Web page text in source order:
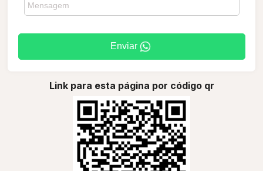
Enviar
Link para esta página por código qr